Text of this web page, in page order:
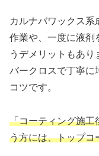
カルナバワックス
作業や、一度に液剤
うデメリットもあり
バークロスで丁寧に
コツです。
「コーティング施工
う方には、トップコ